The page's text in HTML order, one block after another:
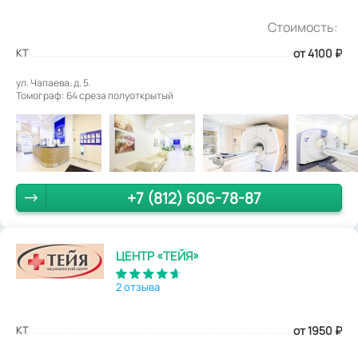
Стоимость:
КТ от 4100 ₽
ул. Чапаева, д. 5.
Томограф: 64 среза полуоткрытый
+7 (812) 606-78-87
ЦЕНТР «ТЕЙЯ»
2 отзыва
КТ от 1950 ₽